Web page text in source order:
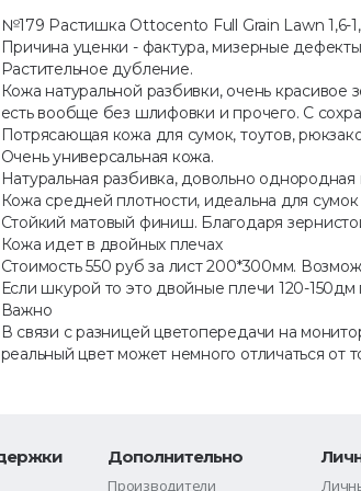
№179 Растишка Otto­cento Full Grain Lawn 1,6-
Причина уценки - фактура, мизерные
Растительное дубление.
Кожа натуральной разбивки, очень красивое
есть вообще без шлифовки и прочего. С
Потрясающая кожа для сумок, тоутов,
Очень универсальная кожа.
Натуральная разбивка, довольно
Кожа средней плотности, идеальна для
Стойкий матовый финиш. Благодаря
Кожа идет в двойных плечах
Стоимость 550 руб за лист 200*300мм.
Если шкурой то это двойные плечи 120-
Важно
В связи с разницей цветопередачи на
реальный цвет может немного отличаться от
Дополнительно
Производители